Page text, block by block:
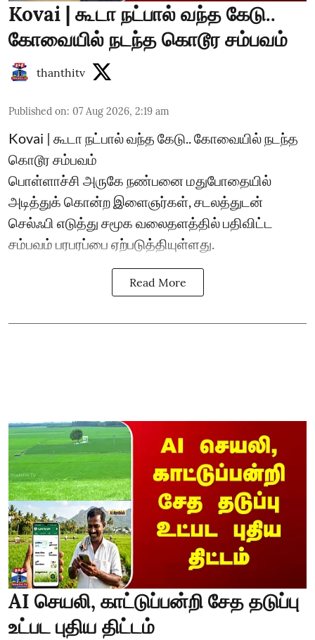
Kovai | கூடா நட்பால் வந்த கேடு..
கோவையில் நடந்த கொடூர சம்பவம்
thanthitv
Published on: 07 Aug 2026, 2:19 am
Kovai | கூடா நட்பால் வந்த கேடு.. கோவையில் நடந்த
கொடூர சம்பவம்
பொள்ளாச்சி அருகே நண்பனை மதுபோதையில்
அடித்துக் கொன்ற இளைஞர்கள், சடலத்துடன்
செல்ஃபி எடுத்து சமூக வலைதளத்தில் பதிவிட்ட
சம்பவம் பரபரப்பை ஏற்படுத்தியுள்ளது.
Read More
AI செயலி, காட்டுப்பன்றி சேத தடுப்பு
உட்பட புதிய திட்டம்